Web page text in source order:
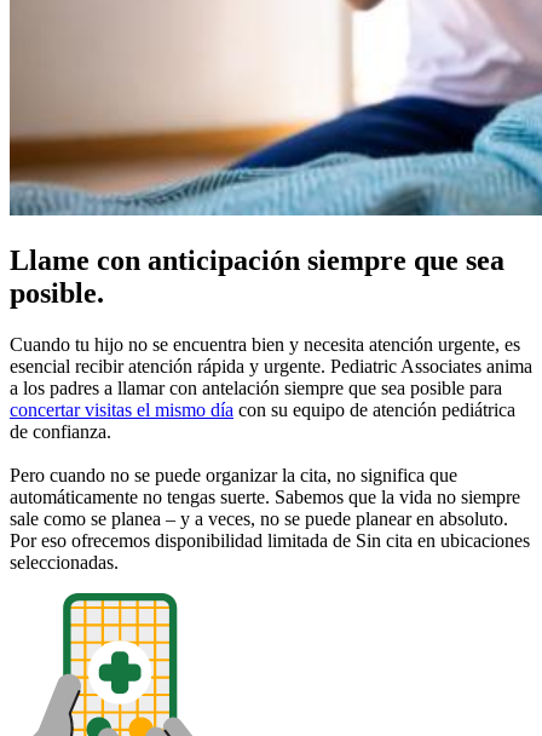
Llame con anticipación siempre que sea
posible.
Cuando tu hijo no se encuentra bien y necesita atención urgente, es
esencial recibir atención rápida y urgente. Pediatric Associates anima
a los padres a llamar con antelación siempre que sea posible para
concertar visitas el mismo día con su equipo de atención pediátrica
de confianza.
Pero cuando no se puede organizar la cita, no significa que
automáticamente no tengas suerte. Sabemos que la vida no siempre
sale como se planea – y a veces, no se puede planear en absoluto.
Por eso ofrecemos disponibilidad limitada de Sin cita en ubicaciones
seleccionadas.